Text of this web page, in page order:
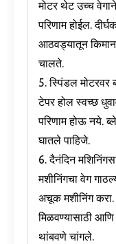
मोटर थेट उच्च
परिणाम होईल.
आठवड्यातून
चालते.
5. स्पिंडल
टेपर होल स्वच्छ
परिणाम होऊ नये.
घातले पाहिजे.
6. दैनंदिन
मशीनिंगचा वेग
अचूक मशीनिंग करा.
मिळवण्यासाठी
थांबवणे चांगले.